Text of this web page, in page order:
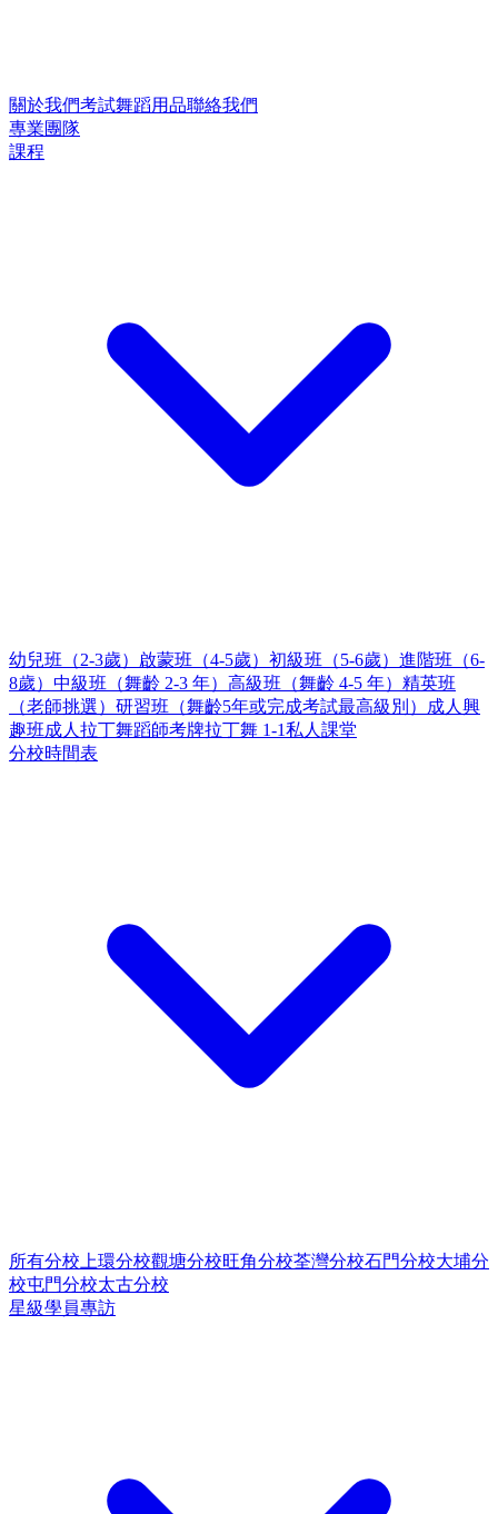
關於我們考試舞蹈用品聯絡我們
專業團隊
課程
幼兒班（2-3歲） 啟蒙班（4-5歲） 初級班（5-6歲） 進階班（6-
8歲） 中級班（舞齡 2-3 年） 高級班（舞齡 4-5 年） 精英班
（老師挑選） 研習班（舞齡5年或完成考試最高級別）
成人興
趣班成人拉丁舞蹈師考牌拉丁舞 1-1私人課堂
分校時間表
所有分校 上環分校觀塘分校旺角分校荃灣分校石門分校大埔分
校屯門分校太古分校
星級學員專訪